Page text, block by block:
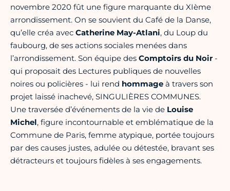
novembre 2020 fût une figure marquante du XIème
arrondissement. On se souvient du Café de la Danse,
qu’elle créa avec Catherine May-Atlani, du Loup du
faubourg, de ses actions sociales menées dans
l’arrondissement. Son équipe des Comptoirs du Noir-
qui proposait des Lectures publiques de nouvelles
noires ou policières - lui rend hommage à travers son
projet laissé inachevé, SINGULIÈRES COMMUNES.
Une traversée d’événements de la vie de Louise
Michel, figure incontournable et emblématique de la
Commune de Paris, femme atypique, portée toujours
par des causes justes, adulée ou détestée, bravant ses
détracteurs et toujours fidèles à ses engagements.